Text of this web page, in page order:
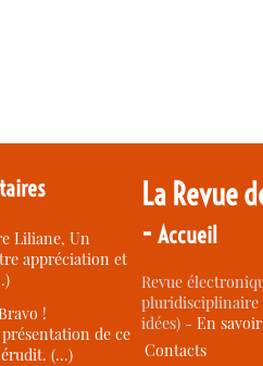
Liliane, Un
appréciation et
!
de ce
(…)
La Revue
-Accueil
Revue
idées) -En
Contacts